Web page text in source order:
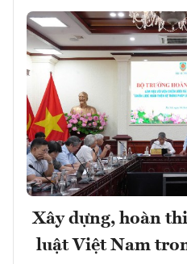
Xây dựng, hoàn
luật Việt Nam